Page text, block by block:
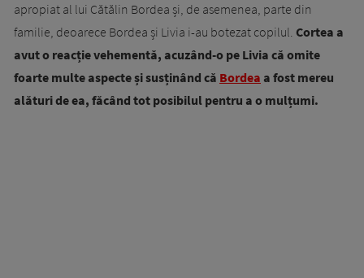
apropiat al lui Cătălin Bordea și, de asemenea, parte din
familie, deoarece Bordea și Livia i-au botezat copilul. Cortea a
avut o reacție vehementă, acuzând-o pe Livia că omite
foarte multe aspecte și susținând că Bordea a fost mereu
alături de ea, făcând tot posibilul pentru a o mulțumi.